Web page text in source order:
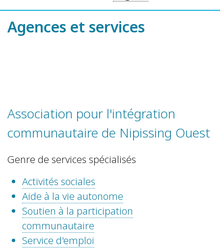
Agences et services
Association pour l'intégration
communautaire de Nipissing Ouest
Genre de services spécialisés
Activités sociales
Aide à la vie autonome
Soutien à la participation
communautaire
Service d'emploi